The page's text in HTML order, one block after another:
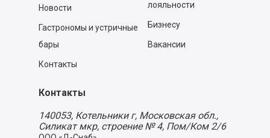
Новости
Гастрономы и устричные
бары
Контакты
лояльности
Бизнесу
Вакансии
Контакты
140053, Котельники г, Московская обл.,
Силикат мкр, строение № 4, Пом/Ком 2/6